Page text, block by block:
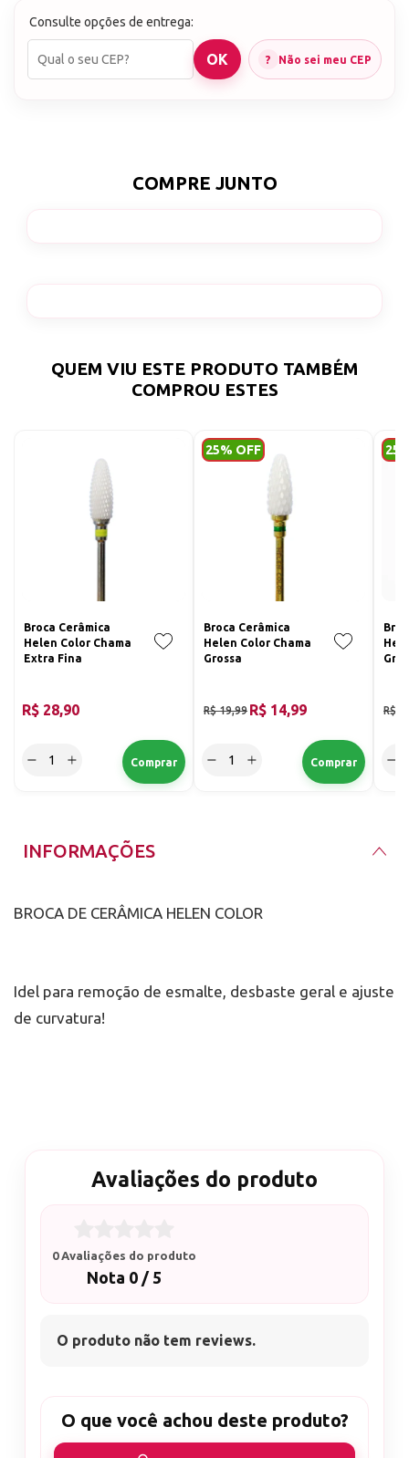
Consulte opções de entrega:
Não sei meu CEP
COMPRE JUNTO
QUEM VIU ESTE PRODUTO TAMBÉM
COMPROU ESTES
Broca Cerâmica
Helen Color Chama
Extra Fina
R$ 28,90
25% OFF
Broca Cerâmica
Helen Color Chama
Grossa
R$ 19,99 R$ 14,99 R$
INFORMAÇÕES
BROCA DE CERÂMICA HELEN COLOR
Idel para remoção de esmalte, desbaste geral e ajuste
de curvatura!
Avaliações do produto
0 Avaliações do produto
Nota 0 / 5
O produto não tem reviews.
O que você achou deste produto?